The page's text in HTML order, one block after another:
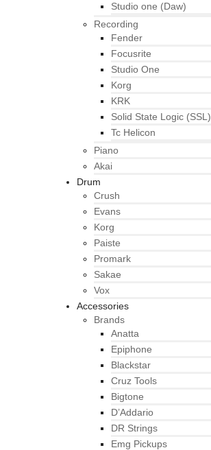
Studio one (Daw)
Recording
Fender
Focusrite
Studio One
Korg
KRK
Solid State Logic (SSL)
Tc Helicon
Piano
Akai
Drum
Crush
Evans
Korg
Paiste
Promark
Sakae
Vox
Accessories
Brands
Anatta
Epiphone
Blackstar
Cruz Tools
Bigtone
D’Addario
DR Strings
Emg Pickups